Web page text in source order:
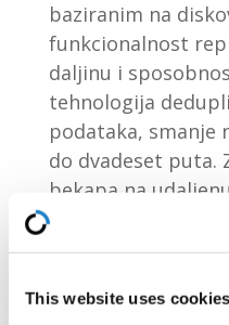
This website uses cookies
baziranim na
funkcionalnost
daljinu i
tehnologija
podataka, smanje
do dvadeset puta.
bekapa na
su zaštićeni
sažimanja
računarskom